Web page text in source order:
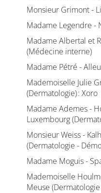
Monsieur Grimont -
Madame Legendre -
Madame Albertal et
(Médecine interne)
Madame Pétré -
Mademoiselle Julie
(Dermatologie) : Xoro
Madame Ademes -
Luxembourg
Monsieur Weiss -
(Dermatologie -
Madame Moguis -
Mademoiselle
Meuse